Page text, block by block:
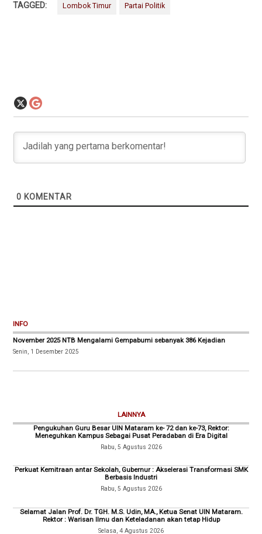
TAGGED: Lombok Timur Partai Politik
0 KOMENTAR
INFO
November 2025 NTB Mengalami Gempabumi sebanyak 386 Kejadian
Senin, 1 Desember 2025
LAINNYA
Pengukuhan Guru Besar UIN Mataram ke- 72 dan ke-73, Rektor:
Meneguhkan Kampus Sebagai Pusat Peradaban di Era Digital
Rabu, 5 Agustus 2026
Perkuat Kemitraan antar Sekolah, Gubernur : Akselerasi Transformasi SMK
Berbasis Industri
Rabu, 5 Agustus 2026
Selamat Jalan Prof. Dr. TGH. M.S. Udin, MA., Ketua Senat UIN Mataram.
Rektor : Warisan Ilmu dan Keteladanan akan tetap Hidup
Selasa, 4 Agustus 2026